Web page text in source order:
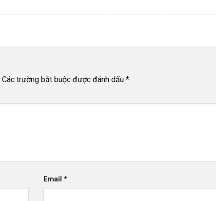
Các trường bắt buộc được đánh dấu *
Email *